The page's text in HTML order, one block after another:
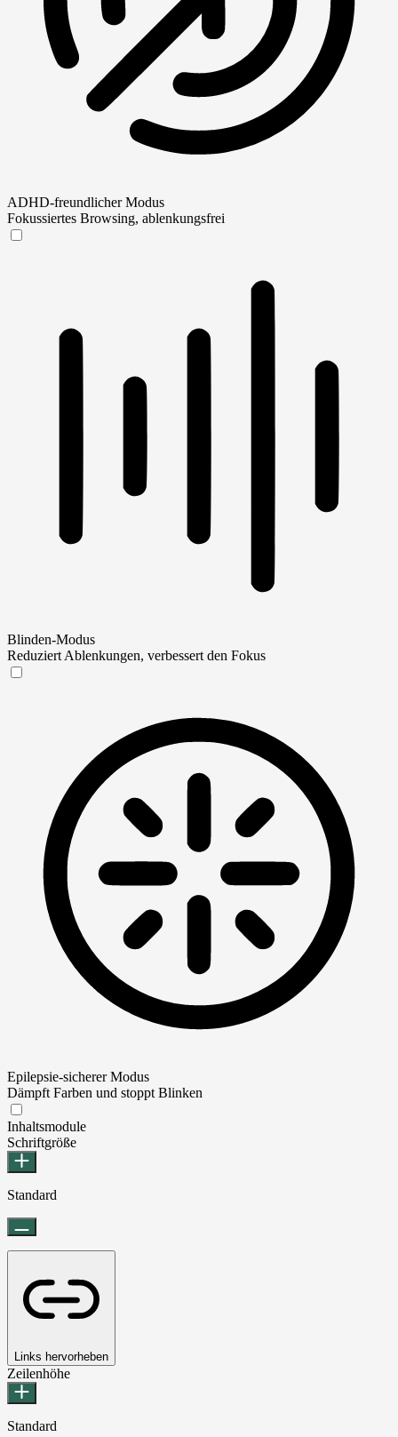
ADHD-freundlicher Modus
Fokussiertes Browsing, ablenkungsfrei
Blinden-Modus
Reduziert Ablenkungen, verbessert den Fokus
Epilepsie-sicherer Modus
Dämpft Farben und stoppt Blinken
Inhaltsmodule
Schriftgröße
Standard
Links hervorheben
Zeilenhöhe
Standard